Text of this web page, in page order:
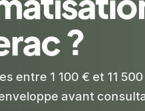
?
entre 1 100 € et 11
avant